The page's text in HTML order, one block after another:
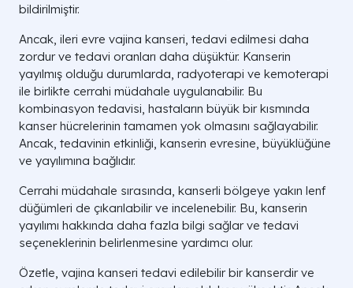
bildirilmiştir.
Ancak, ileri evre vajina kanseri, tedavi edilmesi daha
zordur ve tedavi oranları daha düşüktür. Kanserin
yayılmış olduğu durumlarda, radyoterapi ve kemoterapi
ile birlikte cerrahi müdahale uygulanabilir. Bu
kombinasyon tedavisi, hastaların büyük bir kısmında
kanser hücrelerinin tamamen yok olmasını sağlayabilir.
Ancak, tedavinin etkinliği, kanserin evresine, büyüklüğüne
ve yayılımına bağlıdır.
Cerrahi müdahale sırasında, kanserli bölgeye yakın lenf
düğümleri de çıkarılabilir ve incelenebilir. Bu, kanserin
yayılımı hakkında daha fazla bilgi sağlar ve tedavi
seçeneklerinin belirlenmesine yardımcı olur.
Özetle, vajina kanseri tedavi edilebilir bir kanserdir ve